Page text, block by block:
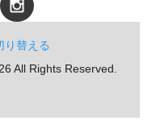
り替える
All Rights Reserved.